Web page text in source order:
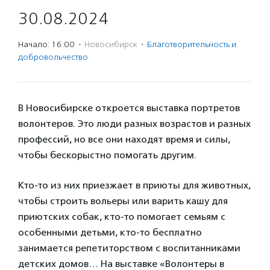
30.08.2024
Начало: 16:00 · Новосибирск · Благотвори­тель­ность и
доброволь­чест­во
В Новосибирске откроется выставка портретов
волонтеров. Это люди разных возрастов и разных
профессий, но все они находят время и силы,
чтобы бескорыстно помогать другим.
Кто-то из них приезжает в приюты для животных,
чтобы строить вольеры или варить кашу для
приютских собак, кто-то помогает семьям с
особенными детьми, кто-то бесплатно
занимается репетиторством с воспитанниками
детских домов… На выставке «Волонтеры в